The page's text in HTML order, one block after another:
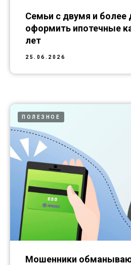
Семьи с двумя и более
оформить ипотечные
лет
25.06.2026
ПОЛЕЗНОЕ
Мошенники